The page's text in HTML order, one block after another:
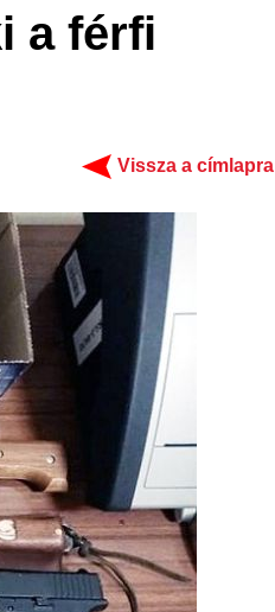
a férfi
Vissza a címlapra